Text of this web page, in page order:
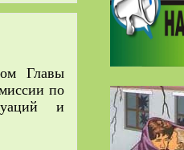
Главы
по
и